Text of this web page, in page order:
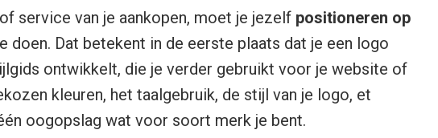
service van je aankopen, moet je jezelfpositioneren op
doen. Dat betekent in de eerste plaats dat je een logo
ontwikkelt, die je verder gebruikt voor je website of
kleuren, het taalgebruik, de stijl van je logo, et
oogopslag wat voor soort merk je bent.